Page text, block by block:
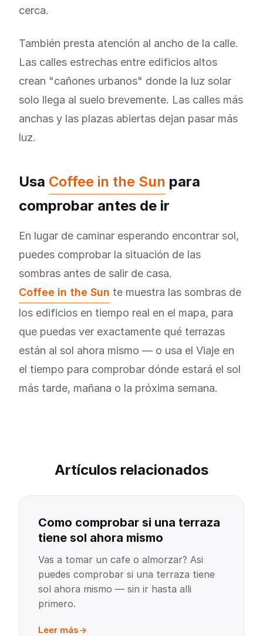
cerca.
También presta atención al ancho de la calle.
Las calles estrechas entre edificios altos
crean "cañones urbanos" donde la luz solar
solo llega al suelo brevemente. Las calles más
anchas y las plazas abiertas dejan pasar más
luz.
Usa Coffee in the Sun para
comprobar antes de ir
En lugar de caminar esperando encontrar sol,
puedes comprobar la situación de las
sombras antes de salir de casa.
Coffee in the Sun te muestra las sombras de
los edificios en tiempo real en el mapa, para
que puedas ver exactamente qué terrazas
están al sol ahora mismo — o usa el Viaje en
el tiempo para comprobar dónde estará el sol
más tarde, mañana o la próxima semana.
Artículos relacionados
Como comprobar si una terraza
tiene sol ahora mismo
Vas a tomar un cafe o almorzar? Asi
puedes comprobar si una terraza tiene
sol ahora mismo — sin ir hasta alli
primero.
Leer más